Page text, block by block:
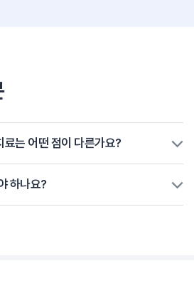
는 어떤 점이 다른가요?
하나요?